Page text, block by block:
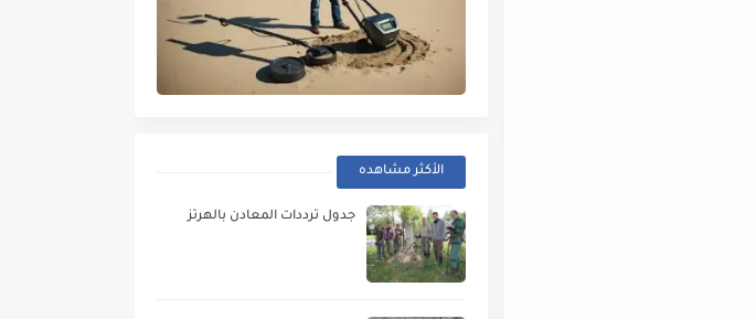
الأكثر مشاهده
جدول ترددات المعادن بالهرتز